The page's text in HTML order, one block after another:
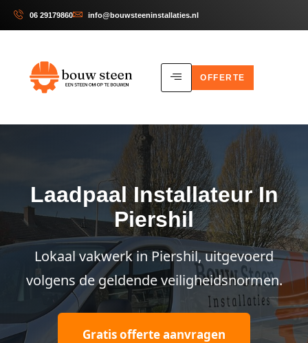
06 29179860 info@bouwsteeninstallaties.nl
OFFERTE
Laadpaal Installateur In
Piershil
Lokaal vakwerk in Piershil, uitgevoerd
volgens de geldende veiligheidsnormen.
Gratis offerte aanvragen